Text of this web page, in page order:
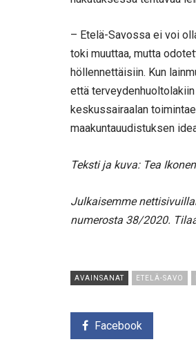
– Etelä-Savossa ei voi
toki muuttaa, mutta
höllennettäisiin. Kun
että
keskussairaalan
maakuntauudistuksen
Teksti ja kuva: Tea Ikonen
Julkaisemme
numerosta 38/2020.
AVAINSANAT ETELÄ-SAVO
Facebook